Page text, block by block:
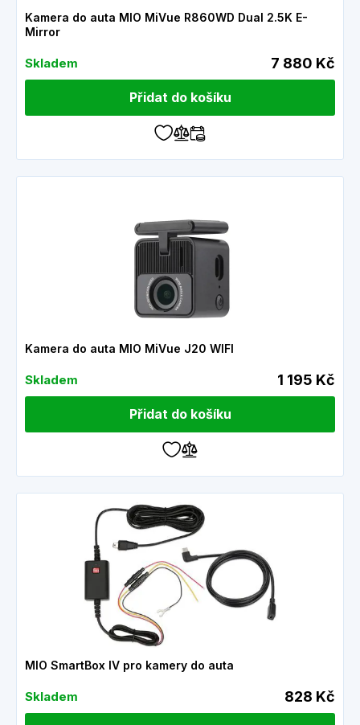
Kamera do auta MIO MiVue R860WD Dual 2.5K E-
Mirror
Skladem 7 880 Kč
Přidat do košíku
Kamera do auta MIO MiVue J20 WIFI
Skladem 1 195 Kč
Přidat do košíku
MIO SmartBox IV pro kamery do auta
Skladem 828 Kč